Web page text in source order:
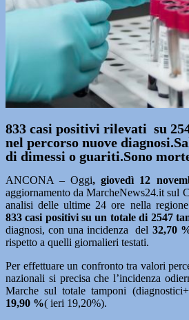
833 casi positivi rilevati su
nel percorso nuove
di dimessi o guariti.Sono
ANCONA – Oggi, giovedì 12
aggiornamento da MarcheNews24.it sul
analisi delle ultime 24 ore nella
833 casi positivi su un totale di 2547
diagnosi, con una incidenza del 32,70
rispetto a quelli giornalieri testati.
Per effettuare un confronto tra valori
nazionali si precisa che l’incidenza
Marche sul totale tamponi
19,90 %( ieri 19,20%).